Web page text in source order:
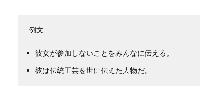
彼女が参加しないことをみんなに伝える。
彼は伝統工芸を世に伝えた人物だ。